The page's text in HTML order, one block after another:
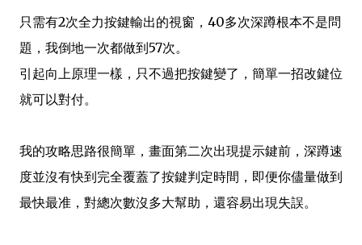
只需有2次全力按鍵輸出的視窗，40多次深蹲根本不是問
題，我倒地一次都做到57次。
引起向上原理一樣，只不過把按鍵變了，簡單一招改鍵位
就可以對付。
我的攻略思路很簡單，畫面第二次出現提示鍵前，深蹲速
度並沒有快到完全覆蓋了按鍵判定時間，即便你儘量做到
最快最准，對總次數沒多大幫助，還容易出現失誤。